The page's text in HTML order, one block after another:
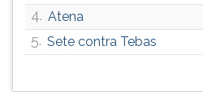
4. Atena
5. Sete contra Tebas